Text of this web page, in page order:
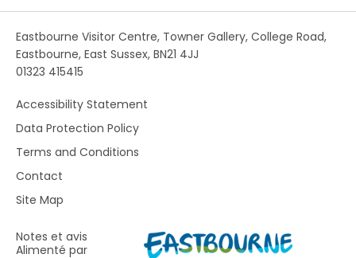
Eastbourne Visitor Centre, Towner Gallery, College Road,
Eastbourne, East Sussex, BN21 4JJ
01323 415415
Accessibility Statement
Data Protection Policy
Terms and Conditions
Contact
Site Map
Notes et avis
Alimenté par